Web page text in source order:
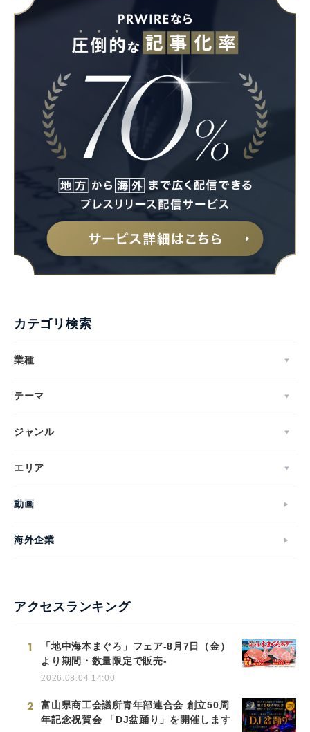
カテゴリ検索
業種
テーマ
ジャンル
エリア
動画
海外企業
アクセスランキング
1
「地中海本まぐろ」フェア-8月7日（金）
より期間・数量限定で販売-
2026.08.04 14:00
2
富山県商工会議所青年部連合会 創立50周
年記念祝賀会 「DJ盆踊り」を開催します